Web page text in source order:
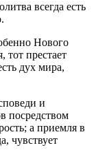
всегда есть
Нового
тот престает
дух мира,
и
посредством
а приемля в
чувствует